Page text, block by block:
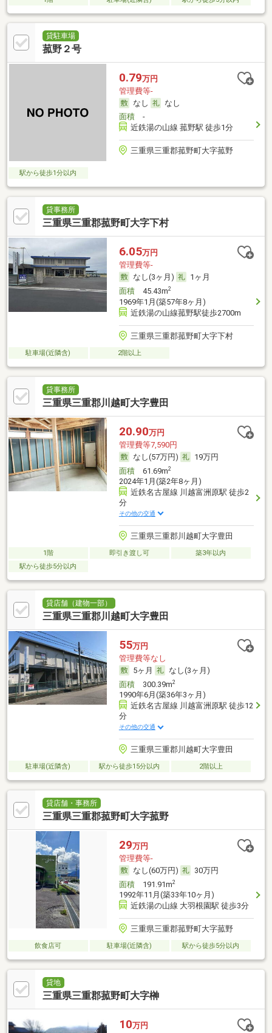
貸駐車場
菰野２号
0.79万円
管理費等-
なし
なし
面積-
近鉄湯の山線 菰野駅 徒歩1分
三重県三重郡菰野町大字菰野
駅から徒歩1分以内
貸事務所
三重県三重郡菰野町大字下村
6.05万円
管理費等-
なし(3ヶ月)
1ヶ月
面積45.43m2
1969年1月(築57年8ヶ月)
近鉄湯の山線菰野駅徒歩2700m
三重県三重郡菰野町大字下村
駐車場(近隣含) 2階以上
貸事務所
三重県三重郡川越町大字豊田
20.90万円
管理費等7,590円
なし(57万円)
19万円
面積61.69m2
2024年1月(築2年8ヶ月)
近鉄名古屋線 川越富洲原駅 徒歩2
分
その他の交通
三重県三重郡川越町大字豊田
1階 即引き渡し可
築3年以内
駅から徒歩5分以内
貸店舗（建物一部）
三重県三重郡川越町大字豊田
55万円
管理費等なし
5ヶ月
なし(3ヶ月)
面積300.39m2
1990年6月(築36年3ヶ月)
近鉄名古屋線 川越富洲原駅 徒歩12
分
その他の交通
三重県三重郡川越町大字豊田
駐車場(近隣含) 駅から徒歩15分以内 2階以上
貸店舗・事務所
三重県三重郡菰野町大字菰野
29万円
管理費等-
なし(60万円)
30万円
面積191.91m2
1992年11月(築33年10ヶ月)
近鉄湯の山線 大羽根園駅 徒歩3分
三重県三重郡菰野町大字菰野
飲食店可 駐車場(近隣含) 駅から徒歩5分以内
貸地
三重県三重郡菰野町大字榊
10万円